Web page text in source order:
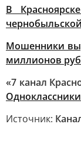
В
Мошенники
миллионов
«7 канал
Одноклассники
Источник: